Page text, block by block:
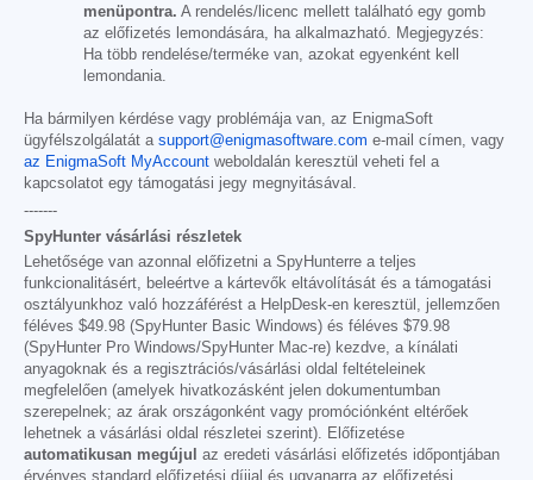
menüpontra. A rendelés/licenc mellett található egy gomb
az előfizetés lemondására, ha alkalmazható. Megjegyzés:
Ha több rendelése/terméke van, azokat egyenként kell
lemondania.
Ha bármilyen kérdése vagy problémája van, az EnigmaSoft
ügyfélszolgálatát a support@enigmasoftware.com e-mail címen, vagy
az EnigmaSoft MyAccount weboldalán keresztül veheti fel a
kapcsolatot egy támogatási jegy megnyitásával.
-------
SpyHunter vásárlási részletek
Lehetősége van azonnal előfizetni a SpyHunterre a teljes
funkcionalitásért, beleértve a kártevők eltávolítását és a támogatási
osztályunkhoz való hozzáférést a HelpDesk-en keresztül, jellemzően
féléves $49.98 (SpyHunter Basic Windows) és féléves $79.98
(SpyHunter Pro Windows/SpyHunter Mac-re) kezdve, a kínálati
anyagoknak és a regisztrációs/vásárlási oldal feltételeinek
megfelelően (amelyek hivatkozásként jelen dokumentumban
szerepelnek; az árak országonként vagy promóciónként eltérőek
lehetnek a vásárlási oldal részletei szerint). Előfizetése
automatikusan megújul
az eredeti vásárlási előfizetés időpontjában
érvényes standard előfizetési díjjal és ugyanarra az előfizetési